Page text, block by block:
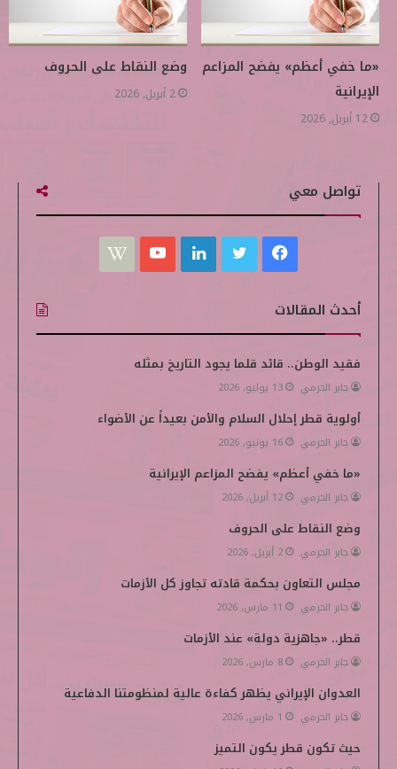
«ما خفي أعظم» يفضح المزاعم
الإيرانية
12 أبريل, 2026
وضع النقاط على الحروف
2 أبريل, 2026
تواصل معي
س
ب
و
ك
ي
ت
ر
ن
ك
إ
ن
ت
ي
ب
k
e
أحدث المقالات
فقيد الوطن.. قائد قلما يجود التاريخ بمثله
جابر الحرمي 13 يوليو, 2026
أولوية قطر إحلال السلام والأمن بعيداً عن الأضواء
جابر الحرمي 16 يونيو, 2026
«ما خفي أعظم» يفضح المزاعم الإيرانية
جابر الحرمي 12 أبريل, 2026
وضع النقاط على الحروف
جابر الحرمي 2 أبريل, 2026
مجلس التعاون بحكمة قادته تجاوز كل الأزمات
جابر الحرمي 11 مارس, 2026
قطر.. «جاهزية دولة» عند الأزمات
جابر الحرمي 8 مارس, 2026
العدوان الإيراني يظهر كفاءة عالية لمنظومتنا الدفاعية
جابر الحرمي 1 مارس, 2026
حيث تكون قطر يكون التميز